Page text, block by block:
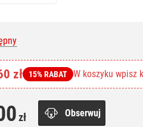
zł 15% RABAT W koszyku wpisz
zł Obserwuj